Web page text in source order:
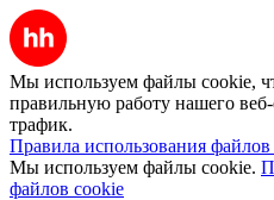
Мы используем файлы cookie,
правильную работу нашего веб-
трафик.
Правила использования
Мы используем файлы cookie.
файлов cookie